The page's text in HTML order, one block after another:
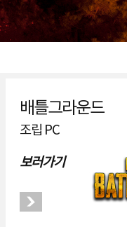
배틀그라운드
조립 PC
보러가기